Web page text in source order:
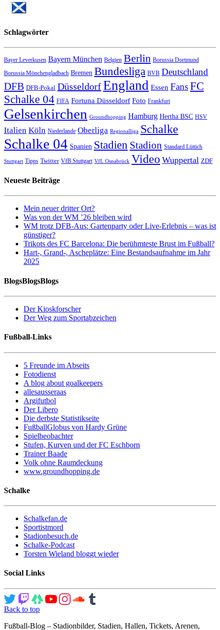
Schlagwörter
Bayer Leverkusen Bayern München Belgien Berlin Borussia Dortmund
Borussia Mönchengladbach Bremen Bundesliga BVB Deutschland
DFB DFB-Pokal DüsseldorfEngland Essen FansFC
Schalke 04 FIFA Fortuna Düsseldorf Foto Frankfurt
Gelsenkirchen Groundhopping Hamburg Hertha BSC HSV
Italien Köln Niederlande Oberliga Regionalliga Schalke
Schalke 04 Spanien Stadien Stadion Standard Lüttich
Stuttgart Tipps Twitter VfB Stuttgart VfL Osnabrück Video Wuppertal ZDF
Neueste Beiträge
Mein neuer dritter Ort?
Was von der WM ’26 bleiben wird
WM trotz DFB-Aus: Gartenparty oder Live-Erlebnis – was ist
günstiger?
Trikots des FC Barcelona: Die berühmteste Brust im Fußball?
Hart-, Grand-, Ascheplätze: Eine Bestandsaufnahme im Jahr
2025
BlogsBlogsBlogs
Der Kioskforscher
Der Weg zum Sportabzeichen
Fußball-Links
5 Freunde im Abseits
Fotodienst
A blog about goalkeepers
allesausseraas
Argifutbol
Der Libero
Die derbste Statistikseite
FußballGlobus von Hardy Grüne
Spielbeobachter
Stufen, Kurven und der FC Eschborn
Trainer Baade
Volk ohne Raumdeckung
www.groundhopping.de
Schalke
Schalkefan.de
Sportistmord
Stadionbesuch.de
Schalke-Podcast
Torsten Wieland bloggt wieder
Social Links
Back to top
Fußball-Blog – Stadionbilder, Stadien, Hallen, Tickets, Arenen,